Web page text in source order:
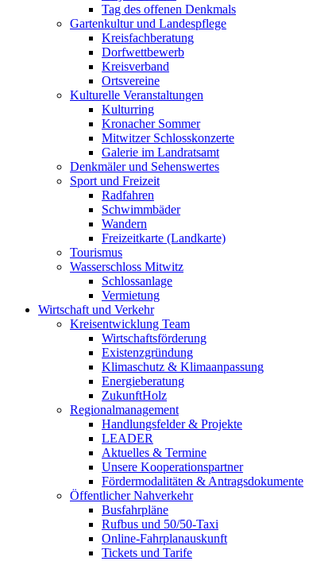
Tag des offenen Denkmals
Gartenkultur und Landespflege
Kreisfachberatung
Dorfwettbewerb
Kreisverband
Ortsvereine
Kulturelle Veranstaltungen
Kulturring
Kronacher Sommer
Mitwitzer Schlosskonzerte
Galerie im Landratsamt
Denkmäler und Sehenswertes
Sport und Freizeit
Radfahren
Schwimmbäder
Wandern
Freizeitkarte (Landkarte)
Tourismus
Wasserschloss Mitwitz
Schlossanlage
Vermietung
Wirtschaft und Verkehr
Kreisentwicklung Team
Wirtschaftsförderung
Existenzgründung
Klimaschutz & Klimaanpassung
Energieberatung
ZukunftHolz
Regionalmanagement
Handlungsfelder & Projekte
LEADER
Aktuelles & Termine
Unsere Kooperationspartner
Fördermodalitäten & Antragsdokumente
Öffentlicher Nahverkehr
Busfahrpläne
Rufbus und 50/50-Taxi
Online-Fahrplanauskunft
Tickets und Tarife